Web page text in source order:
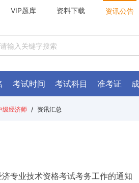
VIP题库 资料下载 资讯公告
考试时间 考试科目 准考证
级经济师 / 资讯汇总
专业技术资格考试考务工作的通知